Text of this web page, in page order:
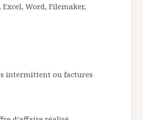
Word, Filemaker,
intermittent ou factures